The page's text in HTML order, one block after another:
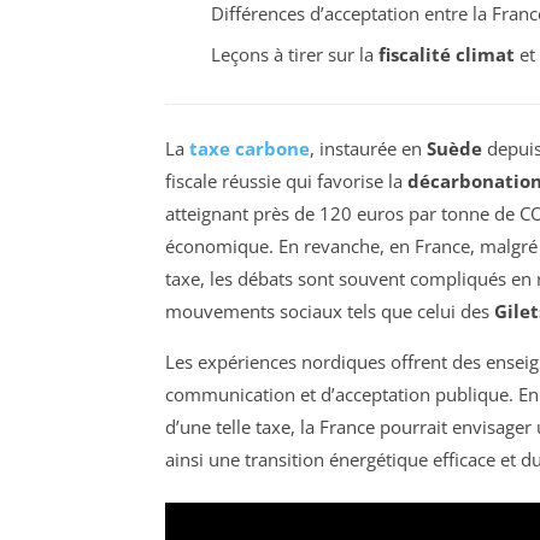
Différences d’acceptation entre la
Leçons à tirer sur la fiscalité climat et
La taxe carbone, instaurée en Suède
fiscale réussie qui favorise la
atteignant près de 120 euros par tonne de
économique. En revanche, en France,
taxe, les débats sont souvent compliqués
mouvements sociaux tels que celui des
Les expériences nordiques offrent des
communication et d’acceptation publique.
d’une telle taxe, la France pourrait
ainsi une transition énergétique efficace et